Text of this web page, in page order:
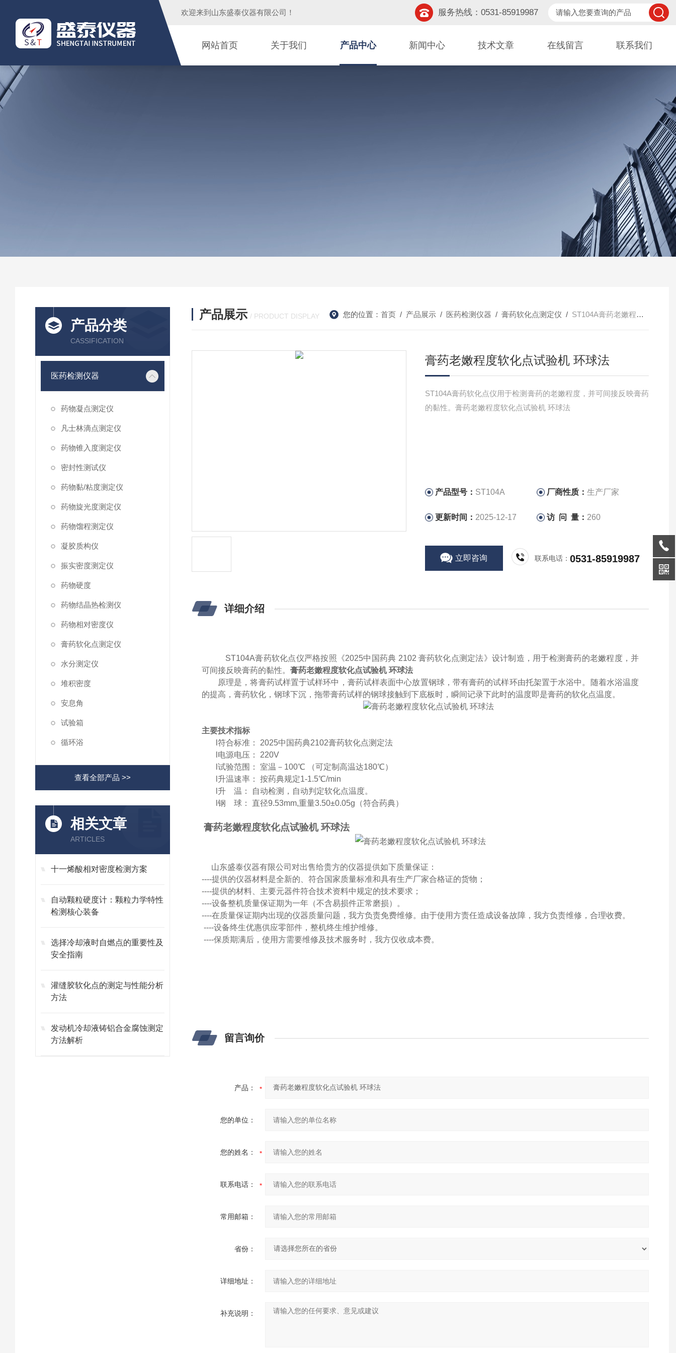
欢迎来到 山东盛泰仪器有限公司 ！ 服务热线：0531-85919987
网站首页 关于我们 产品中心 新闻中心 技术文章 在线留言 联系我们
产品分类
CASSIFICATION
医药检测仪器
药物凝点测定仪
凡士林滴点测定仪
药物锥入度测定仪
密封性测试仪
药物黏/粘度测定仪
药物旋光度测定仪
药物馏程测定仪
凝胶质构仪
振实密度测定仪
药物硬度
药物结晶热检测仪
药物相对密度仪
膏药软化点测定仪
水分测定仪
堆积密度
安息角
试验箱
循环浴
查看全部产品 >>
相关文章
ARTICLES
十一烯酸相对密度检测方案
自动颗粒硬度计：颗粒力学特性
检测核心装备
选择冷却液时自燃点的重要性及
安全指南
灌缝胶软化点的测定与性能分析
方法
发动机冷却液铸铝合金腐蚀测定
方法解析
产品展示 / PRODUCT DISPLAY 您的位置： 首页/ 产品展示/ 医药检测仪器 / 膏药软化点测定仪 / ST104A膏药老嫩程度软化点试验机 环球法
膏药老嫩程度软化点试验机 环球法
ST104A膏药软化点仪用于检测膏药的老嫩程度，并可间接反映膏药
的黏性。膏药老嫩程度软化点试验机 环球法
产品型号： ST104A 厂商性质：生产厂家
更新时间： 2025-12-17 访 问 量： 260
立即咨询 联系电话：0531-85919987
详细介绍
ST104A膏药软化点仪严格按照 《2025中国药典 2102 膏药软化点测定法》 设计制造 ， 用于检测膏药的老嫩程度，并
可间接反映膏药的黏性。膏药老嫩程度软化点试验机 环球法
原理是，将膏药试样置于试样环中，膏药试样表面中心放置钢球，带有膏药的试样环由托架置于水浴中。随着水浴温度
的提高，膏药软化，钢球下沉，拖带膏药试样的钢球接触到下底板时，瞬间记录下此时的温度即是膏药的软化点温度。
主要技术指标
l符合标准 ： 2025中国药典2102膏药软化点测定法
电源电压 ：
220V
l试验范围 ： 室温 － 100℃ （可定制高温达180℃）
升温速率 ： 按药典规定1-1.5℃/min
升 温 ： 自动检测 ，自动判定软化点温度。
l钢 球 ： 直径9.53mm,重量3.50±0.05g （符合药典）
膏药老嫩程度软化点试验机 环球法
山东盛泰仪器有限公司对出售给贵方的仪器提供如下质量保证：
----提供的仪器材料是全新的、符合国家质量标准和具有生产厂家合格证的货物；
----提供的材料、主要元器件符合技术资料中规定的技术要求；
----设备整机质量保证期为一年（不含易损件正常磨损）。
----在质量保证期内出现的仪器质量问题，我方负责免费维修。由于使用方责任造成设备故障，我方负责维修，合理收费。
----设备终生优惠供应零部件，整机终生维护维修。
----保质期满后，使用方需要维修及技术服务时，我方仅收成本费。
留言询价
产品：
您的单位：
您的姓名：
联系电话：
常用邮箱：
省份：
详细地址：
补充说明：